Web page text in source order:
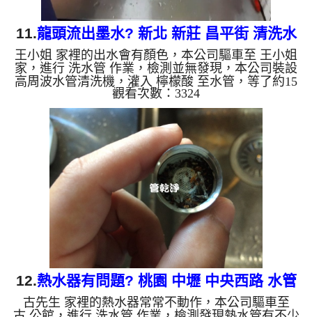
11.龍頭流出墨水? 新北 新莊 昌平街 清洗水
管
王小姐 家裡的出水會有顏色，本公司驅車至 王小姐
家，進行 洗水管 作業，檢測並無發現，本公司裝設
高周波水管清洗機，灌入 檸檬酸 至水管，等了約15
分，開啟 水管清洗機 ，啟動 螺旋波 模式，剛洗水管
就噴出黃色髒水，沒想到下一秒流出黑色的墨水，嚇
了大家一跳，兩個多小時後，出水變乾淨出水量也變
大了。 如是自來水，如水管老化，會產生鐵鏽跟泥
沙堆積，洗出來的水就會是咖啡色，地下水含有氧化
錳，管壁上會結成黑色管垢，洗出來的水會跟石油一
樣黑，有些洗出綠色的水，是因為裡面有銅的物質，
生鏽產生銅綠，如...
觀看次數：3324
12.熱水器有問題? 桃園 中壢 中央西路 水管
清洗
古先生 家裡的熱水器常常不動作，本公司驅車至